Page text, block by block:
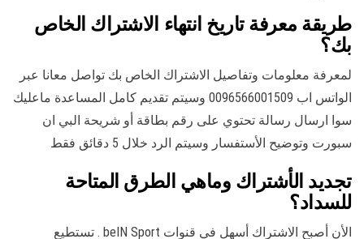
طريقة معرفة تاريخ انتهاء الاشتراك الخاص
بك؟
لمعرفة معلومات وتفاصيل الاشتراك الخاص بك تواصل معانا عبر
الواتس اب 0096566001509 وسيتم تقديم كامل المساعدة ماعليك
سوا ارسال رسالة تحتوي على رقم بطاقة أو شريحة البي ان
سبورت وتوضيح الأستفسار وسيتم الرد خلال 5 دقائق فقط
تجديد الأشتراك وماهي الطرق المتاحة
للسداد؟
الأن أصبح الاشتراك أسهل في قنوات beIN Sport . تستطيع